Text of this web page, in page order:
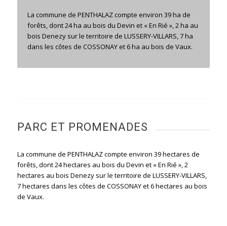
La commune de PENTHALAZ compte environ 39 ha de
forêts, dont 24 ha au bois du Devin et « En Rié », 2 ha au
bois Denezy sur le territoire de LUSSERY-VILLARS, 7 ha
dans les côtes de COSSONAY et 6 ha au bois de Vaux.
PARC ET PROMENADES
La commune de PENTHALAZ compte environ 39 hectares de
forêts, dont 24 hectares au bois du Devin et « En Rié », 2
hectares au bois Denezy sur le territoire de LUSSERY-VILLARS,
7 hectares dans les côtes de COSSONAY et 6 hectares au bois
de Vaux.